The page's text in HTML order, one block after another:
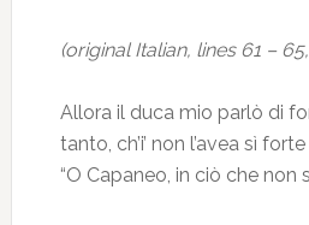
(original Italian, lines 61 –
Allora il duca mio parlò di
tanto, ch’i’ non l’avea sì
“O Capaneo, in ciò che non